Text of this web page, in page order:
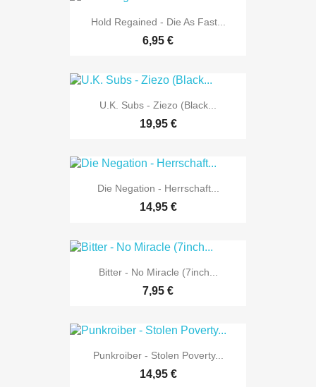
Hold Regained - Die As Fast...
6,95 €
U.K. Subs - Ziezo (Black...
19,95 €
Die Negation - Herrschaft...
14,95 €
Bitter - No Miracle (7inch...
7,95 €
Punkroiber - Stolen Poverty...
14,95 €